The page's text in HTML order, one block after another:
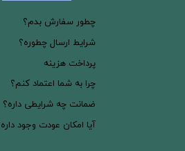
چطور سفارش بدم؟
شرایط ارسال چطوره؟
پرداخت هزینه
چرا به شما اعتماد کنم؟
ضمانت چه شرایطی داره؟
آیا امکان عودت وجود